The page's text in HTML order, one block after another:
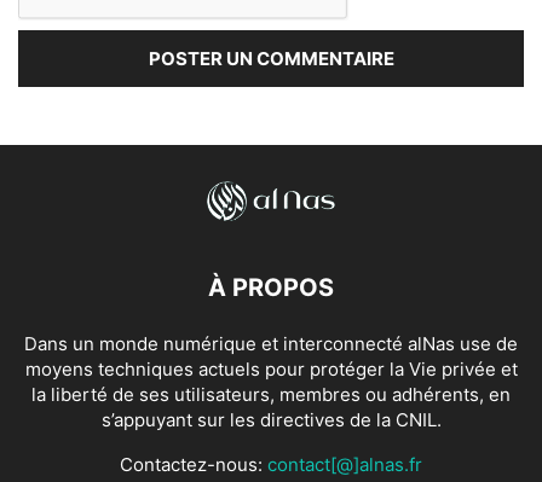
À PROPOS
Dans un monde numérique et interconnecté alNas use de
moyens techniques actuels pour protéger la Vie privée et
la liberté de ses utilisateurs, membres ou adhérents, en
s’appuyant sur les directives de la CNIL.
Contactez-nous: contact[@]alnas.fr